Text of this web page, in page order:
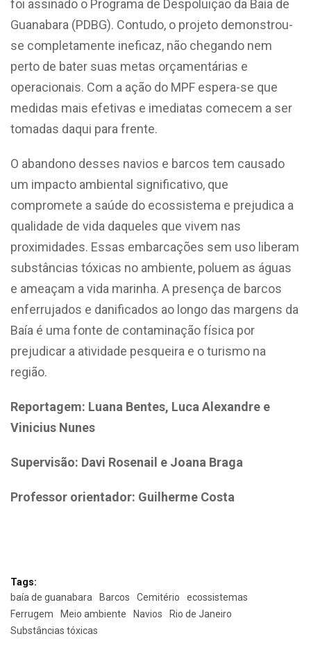
foi assinado o Programa de Despoluição da Baía de
Guanabara (PDBG). Contudo, o projeto demonstrou-
se completamente ineficaz, não chegando nem
perto de bater suas metas orçamentárias e
operacionais. Com a ação do MPF espera-se que
medidas mais efetivas e imediatas comecem a ser
tomadas daqui para frente.
O abandono desses navios e barcos tem causado
um impacto ambiental significativo, que
compromete a saúde do ecossistema e prejudica a
qualidade de vida daqueles que vivem nas
proximidades. Essas embarcações sem uso liberam
substâncias tóxicas no ambiente, poluem as águas
e ameaçam a vida marinha. A presença de barcos
enferrujados e danificados ao longo das margens da
Baía é uma fonte de contaminação física por
prejudicar a atividade pesqueira e o turismo na
região.
Reportagem: Luana Bentes, Luca Alexandre e
Vinicius Nunes
Supervisão: Davi Rosenail e Joana Braga
Professor orientador: Guilherme Costa
Tags:
baía de guanabara
Barcos Cemitério
ecossistemas
Ferrugem
Meio ambiente Navios
Rio de Janeiro
Substâncias tóxicas